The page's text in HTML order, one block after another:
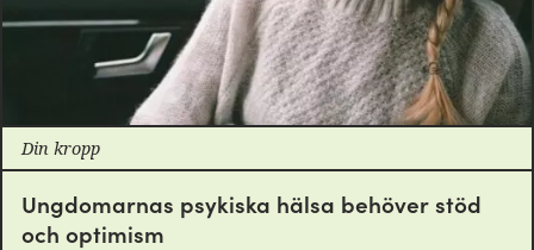
Din kropp
Ungdomarnas psykiska hälsa behöver stöd
och optimism